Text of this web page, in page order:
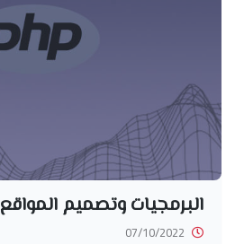
البرمجيات وتصميم المواقع
07/10/2022